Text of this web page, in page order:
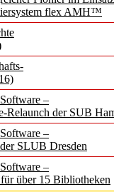
flex AMH™
–
Relaunch der SUB
–
SLUB Dresden
–
über 15 Bibliotheken
bis
in der
Media